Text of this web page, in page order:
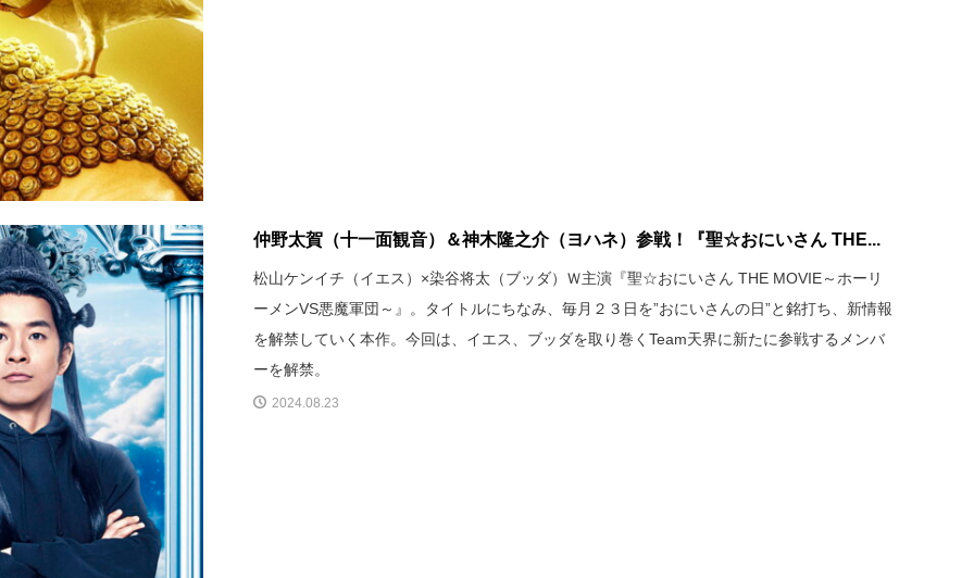
仲野太賀（十一面観音）＆神木隆之介（ヨハネ）参戦！『聖☆おにいさん THE...
松山ケンイチ（イエス）×染谷将太（ブッダ）Ｗ主演『聖☆おにいさん THE MOVIE～ホーリ
ーメンVS悪魔軍団～』。タイトルにちなみ、毎月２３日を”おにいさんの日”と銘打ち、新情報
を解禁していく本作。今回は、イエス、ブッダを取り巻くTeam天界に新たに参戦するメンバ
ーを解禁。
2024.08.23